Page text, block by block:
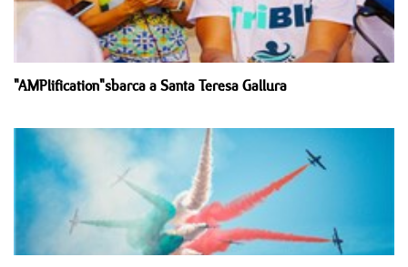
"AMPlification"sbarca a Santa Teresa Gallura